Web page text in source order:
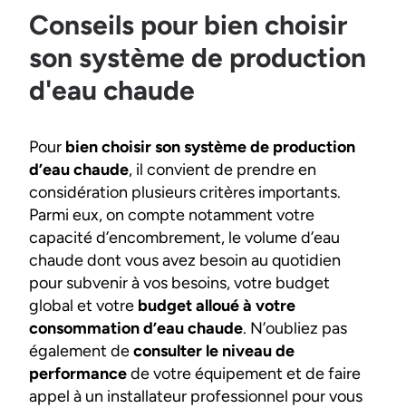
Conseils pour bien choisir
son système de production
d'eau chaude
Pour bien choisir son système de production
d’eau chaude, il convient de prendre en
considération plusieurs critères importants.
Parmi eux, on compte notamment votre
capacité d’encombrement, le volume d’eau
chaude dont vous avez besoin au quotidien
pour subvenir à vos besoins, votre budget
global et votre budget alloué à votre
consommation d’eau chaude. N’oubliez pas
également deconsulter le niveau de
performancede votre équipement et de faire
appel à un installateur professionnel pour vous